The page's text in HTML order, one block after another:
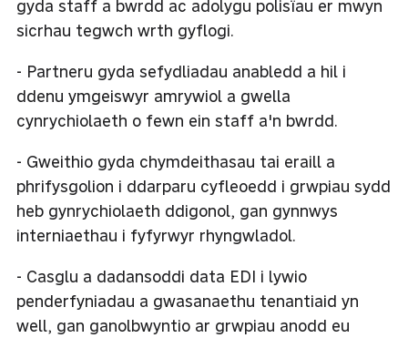
gyda staff a bwrdd ac adolygu polisïau er mwyn
sicrhau tegwch wrth gyflogi.
- Partneru gyda sefydliadau anabledd a hil i
ddenu ymgeiswyr amrywiol a gwella
cynrychiolaeth o fewn ein staff a'n bwrdd.
- Gweithio gyda chymdeithasau tai eraill a
phrifysgolion i ddarparu cyfleoedd i grwpiau sydd
heb gynrychiolaeth ddigonol, gan gynnwys
interniaethau i fyfyrwyr rhyngwladol.
- Casglu a dadansoddi data EDI i lywio
penderfyniadau a gwasanaethu tenantiaid yn
well, gan ganolbwyntio ar grwpiau anodd eu